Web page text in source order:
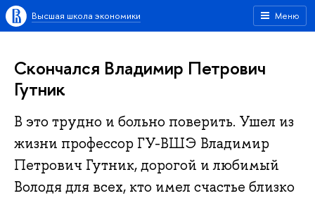
Меню
Высшая школа экономики
Скончался Владимир Петрович
Гутник
В это трудно и больно поверить. Ушел из
жизни профессор ГУ-ВШЭ Владимир
Петрович Гутник, дорогой и любимый
Володя для всех, кто имел счастье близко